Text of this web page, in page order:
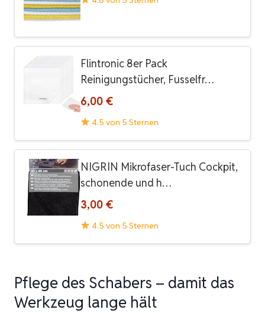
Flintronic 8er Pack
Reinigungstücher, Fusselfr…
6,00 €
4.5 von 5 Sternen
NIGRIN Mikrofaser-Tuch Cockpit,
schonende und h…
3,00 €
4.5 von 5 Sternen
Pflege des Schabers – damit das
Werkzeug lange hält